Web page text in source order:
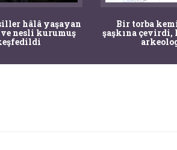
hâlâ yaşayan
nesli kurumuş
Bir torba
şaşkına çevirdi,